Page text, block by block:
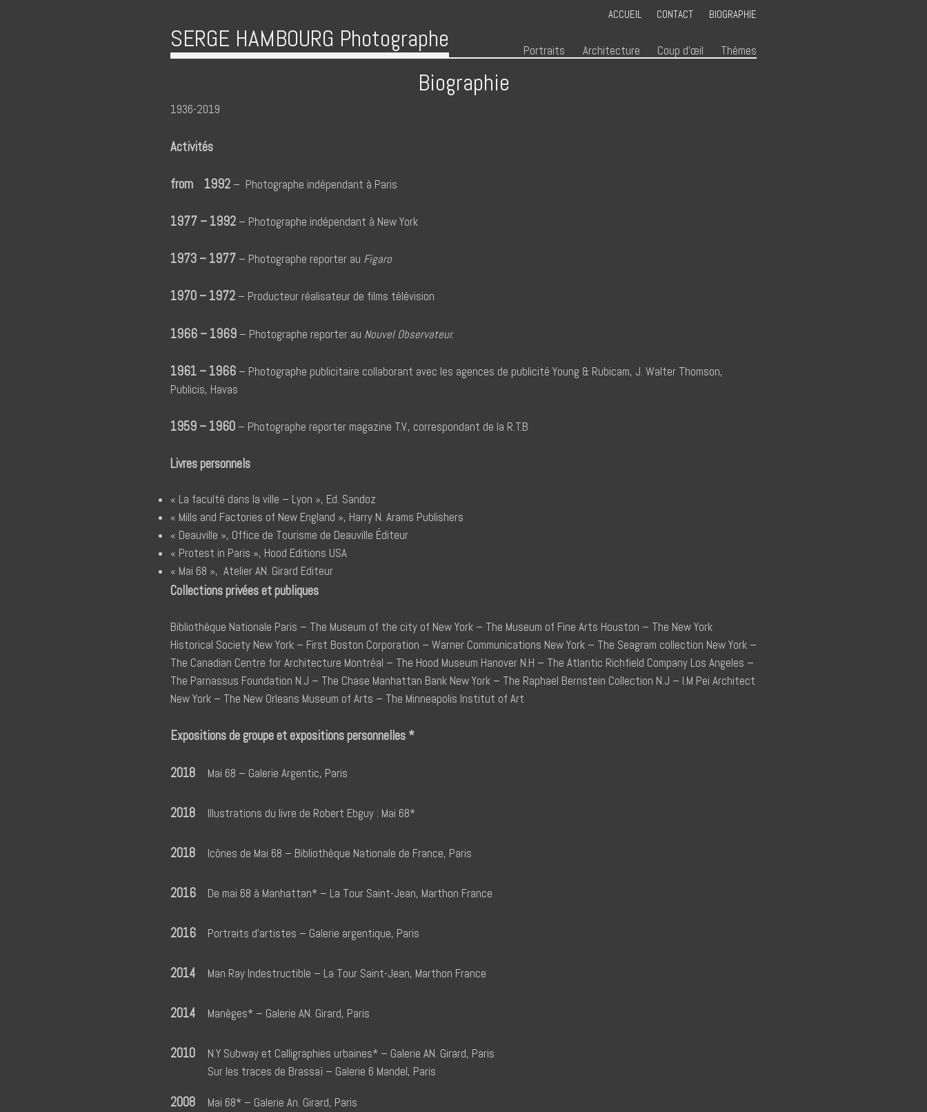
ACCUEIL CONTACT BIOGRAPHIE
SERGE HAMBOURG Photographe Menu
Skip to content
Portraits Architecture Coup d’œil Thèmes
Biographie
1936-2019
Activités
from 1992 – Photographe indépendant à Paris
1977 – 1992 – Photographe indépendant à New York
1973 – 1977 – Photographe reporter au Figaro
1970 – 1972 – Producteur réalisateur de films télévision
1966 – 1969 – Photographe reporter au Nouvel Observateur.
1961 – 1966 – Photographe publicitaire collaborant avec les agences de publicité Young & Rubicam, J. Walter Thomson,
Publicis, Havas
1959 – 1960 – Photographe reporter magazine T.V., correspondant de la R.T.B
Livres personnels
« La faculté dans la ville – Lyon », Ed. Sandoz
« Mills and Factories of New England », Harry N. Arams Publishers
« Deauville », Office de Tourisme de Deauville Éditeur
« Protest in Paris », Hood Editions USA
« Mai 68 », Atelier AN. Girard Editeur
Collections privées et publiques
Bibliothèque Nationale Paris – The Museum of the city of New York – The Museum of Fine Arts Houston – The New York
Historical Society New York – First Boston Corporation – Warner Communications New York – The Seagram collection New York –
The Canadian Centre for Architecture Montréal – The Hood Museum Hanover N.H – The Atlantic Richfield Company Los Angeles –
The Parnassus Foundation N.J – The Chase Manhattan Bank New York – The Raphael Bernstein Collection N.J – I.M Pei Architect
New York – The New Orleans Museum of Arts – The Minneapolis Institut of Art
Expositions de groupe et expositions personnelles *
2018 Mai 68 – Galerie Argentic, Paris
2018 Illustrations du livre de Robert Ebguy : Mai 68*
2018 Icônes de Mai 68 – Bibliothèque Nationale de France, Paris
2016 De mai 68 à Manhattan* – La Tour Saint-Jean, Marthon France
2016 Portraits d’artistes – Galerie argentique, Paris
2014 Man Ray Indestructible – La Tour Saint-Jean, Marthon France
2014 Manèges* – Galerie AN. Girard, Paris
2010
N.Y Subway et Calligraphies urbaines* – Galerie AN. Girard, Paris
Sur les traces de Brassaï – Galerie 6 Mandel, Paris
2008
Mai 68* – Galerie An. Girard, Paris